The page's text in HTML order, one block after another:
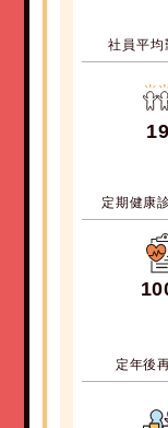
社員平均
19
定期健康
定年後